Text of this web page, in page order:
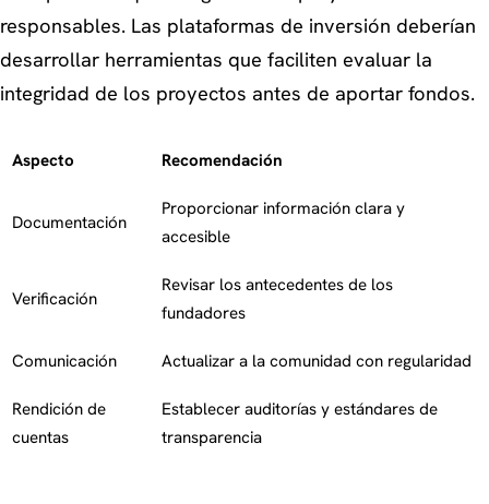
responsables. Las plataformas de inversión deberían
desarrollar herramientas que faciliten evaluar la
integridad de los proyectos antes de aportar fondos.
Aspecto Recomendación
Documentación
Proporcionar información clara y
accesible
Verificación
Revisar los antecedentes de los
fundadores
Comunicación Actualizar a la comunidad con regularidad
Rendición de
cuentas
Establecer auditorías y estándares de
transparencia